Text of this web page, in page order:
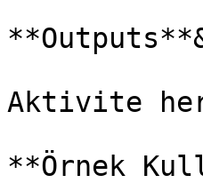
Aktivite
**Örnek